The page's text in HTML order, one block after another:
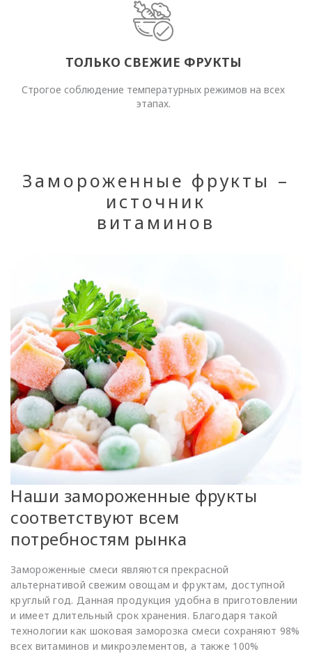
ТОЛЬКО СВЕЖИЕ ФРУКТЫ
Строгое соблюдение температурных режимов на всех
этапах.
Замороженные фрукты –
источник
витаминов
Наши замороженные фрукты
соответствуют всем
потребностям рынка
Замороженные смеси являются прекрасной
альтернативой свежим овощам и фруктам, доступной
круглый год. Данная продукция удобна в приготовлении
и имеет длительный срок хранения. Благодаря такой
технологии как шоковая заморозка смеси сохраняют 98%
всех витаминов и микроэлементов, а также 100%